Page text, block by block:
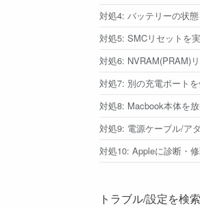
対処4: バッテリーの状
対処5: SMCリセットを
対処6: NVRAM(PRAM)
対処7: 別の充電ポート
対処8: Macbook本体を
対処9: 電源ケーブル/ア
対処10: Appleに診断・
トラブル/設定を検索